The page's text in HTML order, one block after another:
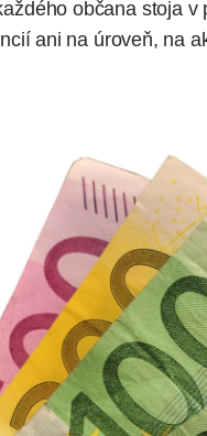
občana stoja v
ani na úroveň, na